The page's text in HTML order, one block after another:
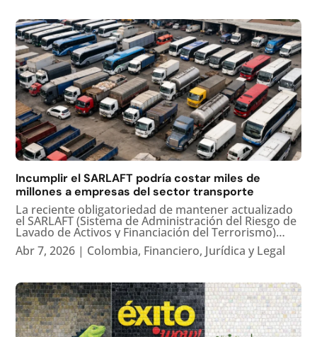
Incumplir el SARLAFT podría costar miles de
millones a empresas del sector transporte
Abr 7, 2026 | Colombia, Financiero, Jurídica y Legal
La reciente obligatoriedad de mantener actualizado
el SARLAFT (Sistema de Administración del Riesgo de
Lavado de Activos y Financiación del Terrorismo)
implica para las empresas colombianas el riesgo de
sanciones administrativas muy severas en caso de